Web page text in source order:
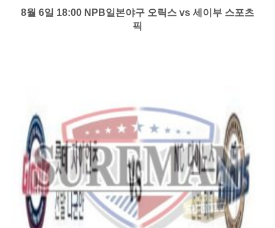
8월 6일 18:00 NPB일본야구 오릭스 vs 세이부 스포츠
픽